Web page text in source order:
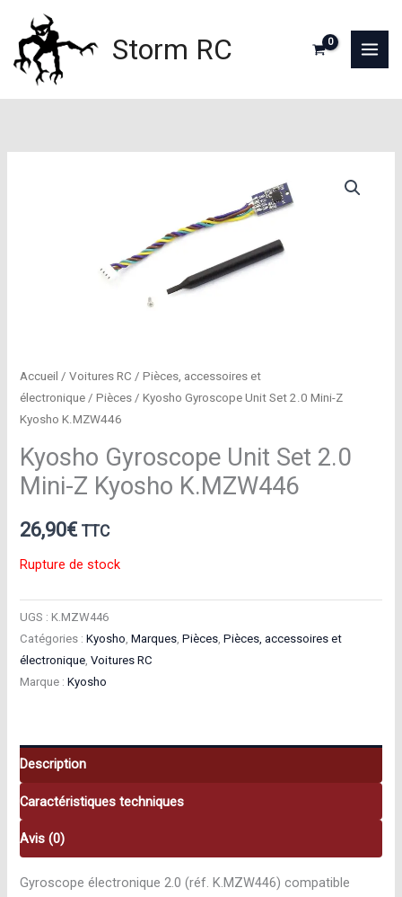
contenu
Storm RC
Accueil /Voitures RC /Pièces, accessoires et
électronique /Pièces / Kyosho Gyroscope Unit Set 2.0 Mini-Z
Kyosho K.MZW446
Kyosho Gyroscope Unit Set 2.0
Mini-Z Kyosho K.MZW446
26,90€ TTC
Rupture de stock
UGS :K.MZW446
Catégories :Kyosho ,Marques ,Pièces ,Pièces, accessoires et
électronique ,Voitures RC
Marque :Kyosho
Description
Caractéristiques techniques
Avis (0)
Gyroscope électronique 2.0 (réf. K.MZW446) compatible